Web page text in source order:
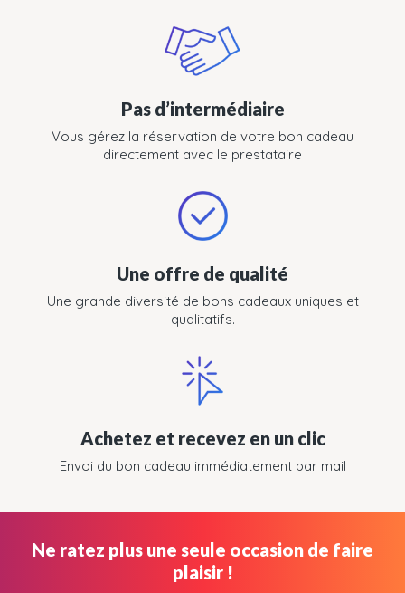
Pas d’intermédiaire
Vous gérez la réservation de votre bon cadeau
directement avec le prestataire
Une offre de qualité
Une grande diversité de bons cadeaux uniques et
qualitatifs.
Achetez et recevez en un clic
Envoi du bon cadeau immédiatement par mail
Ne ratez plus une seule occasion de faire
plaisir !